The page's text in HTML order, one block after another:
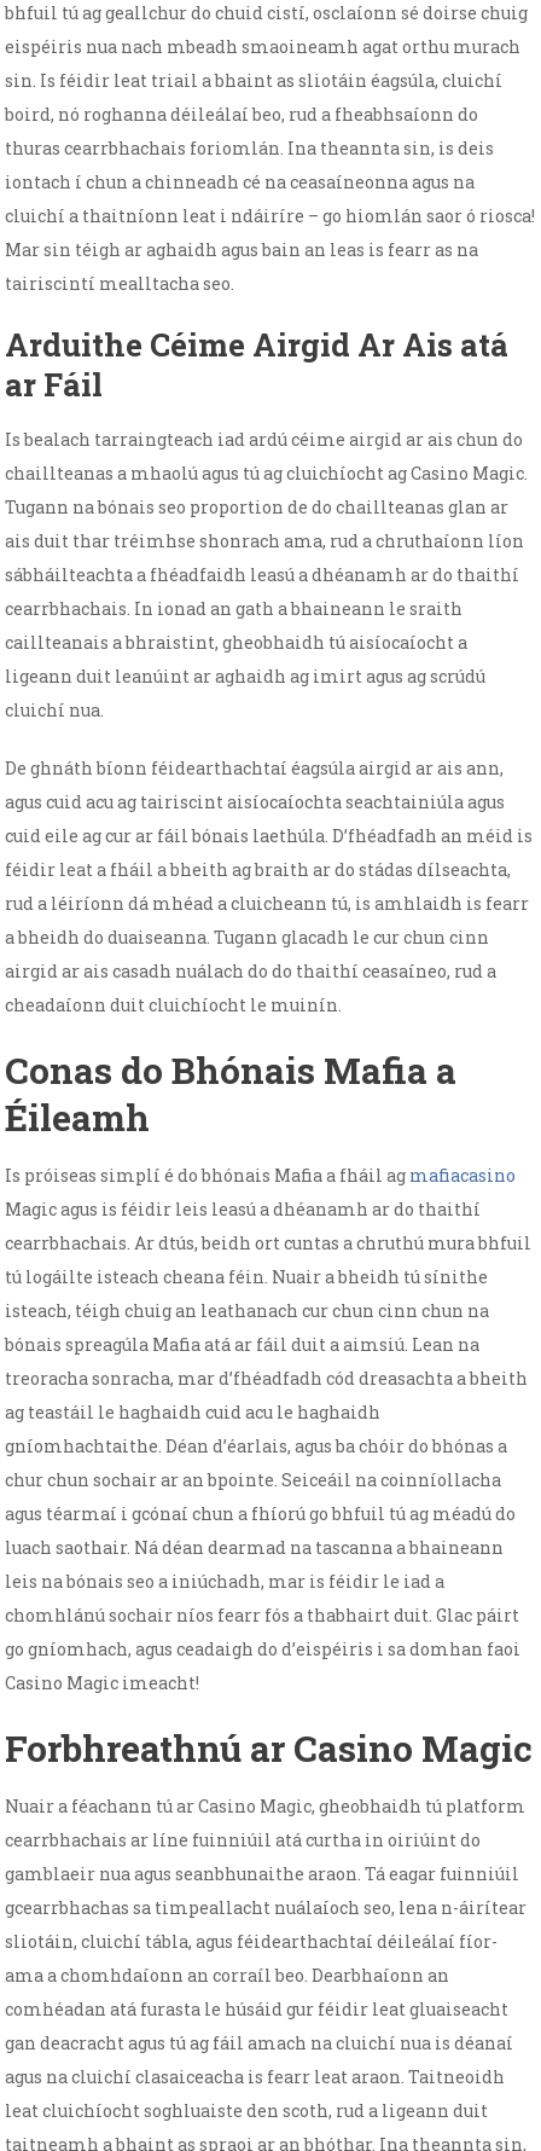
bhfuil tú ag geallchur do chuid cistí, osclaíonn sé doirse chuig
eispéiris nua nach mbeadh smaoineamh agat orthu murach
sin. Is féidir leat triail a bhaint as sliotáin éagsúla, cluichí
boird, nó roghanna déileálaí beo, rud a fheabhsaíonn do
thuras cearrbhachais foriomlán. Ina theannta sin, is deis
iontach í chun a chinneadh cé na ceasaíneonna agus na
cluichí a thaitníonn leat i ndáiríre – go hiomlán saor ó riosca!
Mar sin téigh ar aghaidh agus bain an leas is fearr as na
tairiscintí mealltacha seo.
Arduithe Céime Airgid Ar Ais atá
ar Fáil
Is bealach tarraingteach iad ardú céime airgid ar ais chun do
chaillteanas a mhaolú agus tú ag cluichíocht ag Casino Magic.
Tugann na bónais seo proportion de do chaillteanas glan ar
ais duit thar tréimhse shonrach ama, rud a chruthaíonn líon
sábháilteachta a fhéadfaidh leasú a dhéanamh ar do thaithí
cearrbhachais. In ionad an gath a bhaineann le sraith
caillteanais a bhraistint, gheobhaidh tú aisíocaíocht a
ligeann duit leanúint ar aghaidh ag imirt agus ag scrúdú
cluichí nua.
De ghnáth bíonn féidearthachtaí éagsúla airgid ar ais ann,
agus cuid acu ag tairiscint aisíocaíochta seachtainiúla agus
cuid eile ag cur ar fáil bónais laethúla. D’fhéadfadh an méid is
féidir leat a fháil a bheith ag braith ar do stádas dílseachta,
rud a léiríonn dá mhéad a cluicheann tú, is amhlaidh is fearr
a bheidh do duaiseanna. Tugann glacadh le cur chun cinn
airgid ar ais casadh nuálach do do thaithí ceasaíneo, rud a
cheadaíonn duit cluichíocht le muinín.
Conas do Bhónais Mafia a
Éileamh
Is próiseas simplí é do bhónais Mafia a fháil ag mafiacasino
Magic agus is féidir leis leasú a dhéanamh ar do thaithí
cearrbhachais. Ar dtús, beidh ort cuntas a chruthú mura bhfuil
tú logáilte isteach cheana féin. Nuair a bheidh tú sínithe
isteach, téigh chuig an leathanach cur chun cinn chun na
bónais spreagúla Mafia atá ar fáil duit a aimsiú. Lean na
treoracha sonracha, mar d’fhéadfadh cód dreasachta a bheith
ag teastáil le haghaidh cuid acu le haghaidh
gníomhachtaithe. Déan d’éarlais, agus ba chóir do bhónas a
chur chun sochair ar an bpointe. Seiceáil na coinníollacha
agus téarmaí i gcónaí chun a fhíorú go bhfuil tú ag méadú do
luach saothair. Ná déan dearmad na tascanna a bhaineann
leis na bónais seo a iniúchadh, mar is féidir le iad a
chomhlánú sochair níos fearr fós a thabhairt duit. Glac páirt
go gníomhach, agus ceadaigh do d’eispéiris i sa domhan faoi
Casino Magic imeacht!
Forbhreathnú ar Casino Magic
Nuair a féachann tú ar Casino Magic, gheobhaidh tú platform
cearrbhachais ar líne fuinniúil atá curtha in oiriúint do
gamblaeir nua agus seanbhunaithe araon. Tá eagar fuinniúil
gcearrbhachas sa timpeallacht nuálaíoch seo, lena n-áirítear
sliotáin, cluichí tábla, agus féidearthachtaí déileálaí fíor-
ama a chomhdaíonn an corraíl beo. Dearbhaíonn an
comhéadan atá furasta le húsáid gur féidir leat gluaiseacht
gan deacracht agus tú ag fáil amach na cluichí nua is déanaí
agus na cluichí clasaiceacha is fearr leat araon. Taitneoidh
leat cluichíocht soghluaiste den scoth, rud a ligeann duit
taitneamh a bhaint as spraoi ar an bhóthar. Ina theannta sin,